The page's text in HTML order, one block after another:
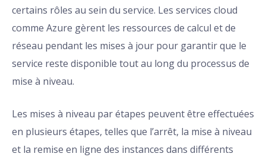
certains rôles au sein du service. Les services cloud
comme Azure gèrent les ressources de calcul et de
réseau pendant les mises à jour pour garantir que le
service reste disponible tout au long du processus de
mise à niveau.
Les mises à niveau par étapes peuvent être effectuées
en plusieurs étapes, telles que l’arrêt, la mise à niveau
et la remise en ligne des instances dans différents